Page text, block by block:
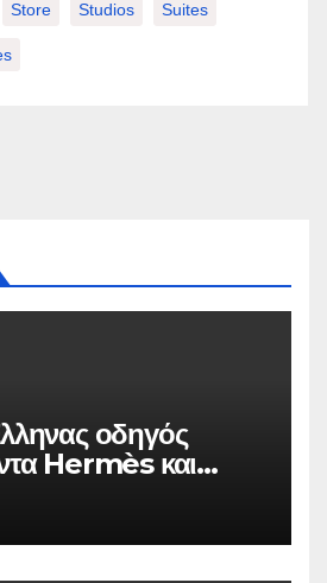
Store Studios Suites
οδηγός
Hermès και
75.000 ευρώ από